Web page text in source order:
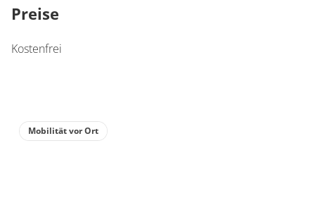
Preise
Kostenfrei
Mobilität vor Ort